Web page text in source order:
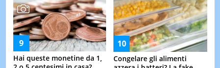
Hai queste monetine da 1,
Congelare gli alimenti